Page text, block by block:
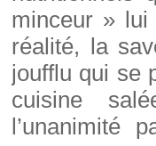
minceur »
réalité, la
joufflu qui se
cuisine
l’unanimité